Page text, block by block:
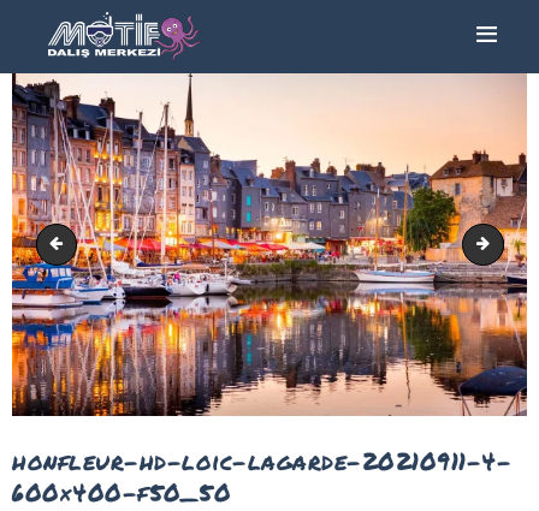
ANA SAYFA
TURLAR
EĞITIMLER –
KURSLAR
FOTOĞRAF
ALBÜMLERI
ÜCRETLERIMIZ
HAKKIMIZDA
İLETIŞIM
casino-barriere-de-deauville images
honfleur-hd-loic-lagarde-20210911-4-
600×400-f50_50